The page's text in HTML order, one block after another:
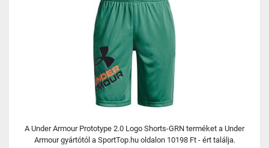
A Under Armour Prototype 2.0 Logo Shorts-GRN terméket a Under
Armour gyártótól a SportTop.hu oldalon 10198 Ft - ért találja.